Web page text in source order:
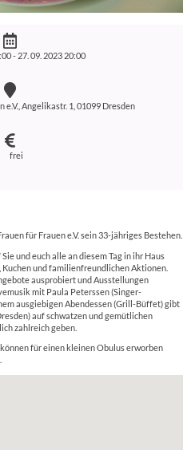
- 27. 09. 2023 20:00
e.V., Angelikastr. 1, 01099 Dresden
frei
für Frauen e.V. sein 33-jähriges Bestehen.
und euch alle an diesem Tag in ihr Haus
und familienfreundlichen Aktionen.
ausprobiert und Ausstellungen
mit Paula Peterssen (Singer-
ausgiebigen Abendessen (Grill-Büffet) gibt
auf schwatzen und gemütlichen
zahlreich geben.
für einen kleinen Obulus erworben